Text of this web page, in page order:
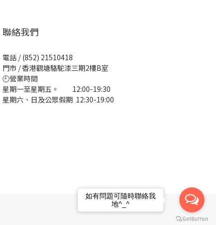
聯絡我們
電話 / (852) 21510418
門市 / 香港觀塘駱駝漆三期2樓B室
🕘營業時間
星期一至星期五。 12:00-19:30
星期六、日及公眾假期 12:30-19:00
如有問題可隨時聯絡我
地^_^